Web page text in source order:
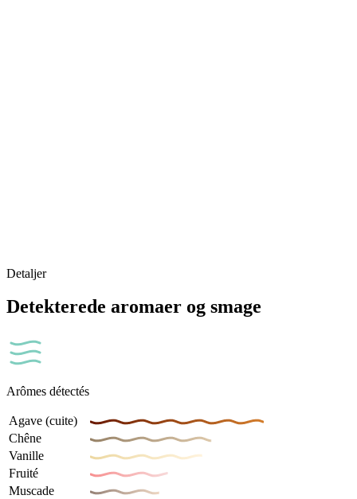
Detaljer
Detekterede aromaer og smage
Arômes détectés
Agave (cuite)
Chêne
Vanille
Fruité
Muscade